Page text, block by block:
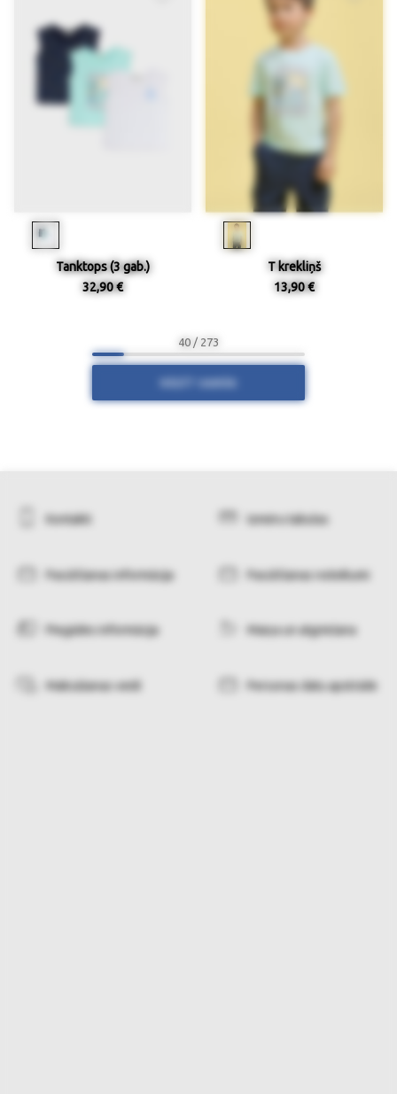
Tanktops (3 gab.)
32,90 €
T krekliņš
13,90 €
40 / 273
Kontakti Izmēru tabulas
Pasūtīšanas informācija Pasūtīšanas noteikumi
Piegādes informācija Maiņa un atgriešana
Maksāšanas veidi Personas datu apstrāde